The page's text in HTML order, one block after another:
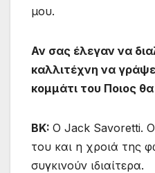
μου.
Αν σας έλεγαν να
καλλιτέχνη να
κομμάτι του Ποιος
BK: O Jack Savoretti.
του και η χροιά της
συγκινούν ιδιαίτερα.